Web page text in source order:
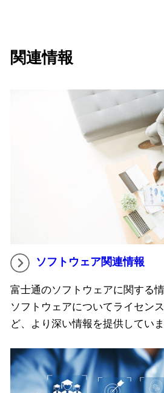
関連情報
ソフトウェア関連情報
富士通のソフトウェアに関する
ソフトウェアについてライセン
ど、より深い情報を提供していま